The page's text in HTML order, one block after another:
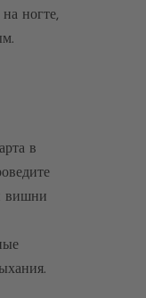
ногте,
в
вишни